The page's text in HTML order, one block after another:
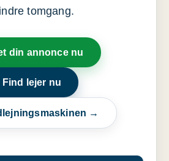
tomgang.
din annonce nu
Find lejer nu
→